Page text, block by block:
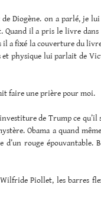
Diogène. on a parlé, je
il a pris le livre dans
a fixé la couverture du livre
physique lui parlait de
faire une prière pour moi.
de Trump ce qu’il
Obama a quand
rouge épouvantable.
Piollet, les barres